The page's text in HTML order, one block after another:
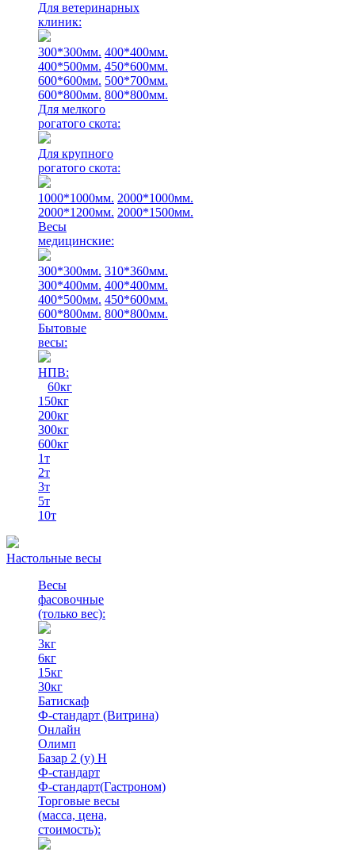
Для ветеринарных
клиник:
300*300мм. 400*400мм.
400*500мм. 450*600мм.
600*600мм. 500*700мм.
600*800мм. 800*800мм.
Для мелкого
рогатого скота:
Для крупного
рогатого скота:
1000*1000мм. 2000*1000мм.
2000*1200мм. 2000*1500мм.
Весы
медицинские:
300*300мм. 310*360мм.
300*400мм. 400*400мм.
400*500мм. 450*600мм.
600*800мм. 800*800мм.
Бытовые
весы:
НПВ:
60кг
150кг
200кг
300кг
600кг
1т
2т
3т
5т
10т
Настольные весы
Весы
фасовочные
(только вес):
3кг
6кг
15кг
30кг
Батискаф
Ф-стандарт (Витрина)
Онлайн
Олимп
Базар 2 (у) Н
Ф-стандарт
Ф-стандарт(Гастроном)
Торговые весы
(масса, цена,
стоимость):